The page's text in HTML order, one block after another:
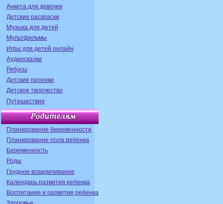
Анкета для девочек
Детские раскраски
Музыка для детей
Мультфильмы
Игры для детей онлайн
Аудиосказки
Ребусы
Детские песенки
Детское творчество
Путешествия
Планирование беременности
Планирование пола ребенка
Беременность
Роды
Грудное вскармливание
Календарь развития ребенка
Воспитание и развитие ребенка